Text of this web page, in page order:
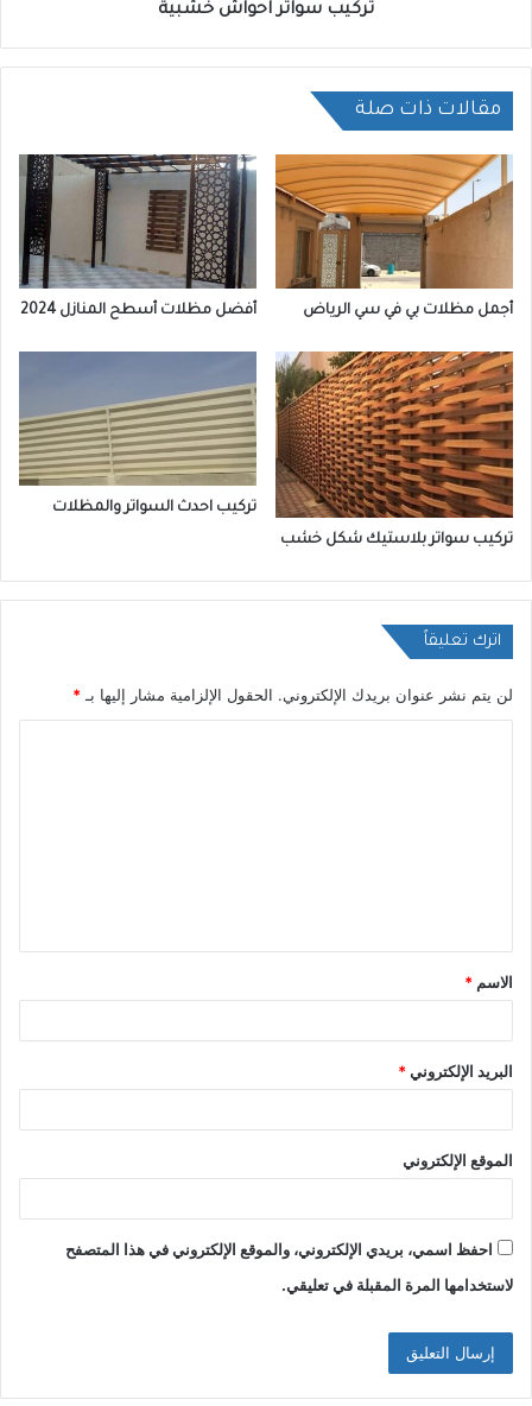
تركيب سواتر احواش خشبية
مقالات ذات صلة
أجمل مظلات بي في سي الرياض أفضل مظلات أسطح المنازل 2024
تركيب سواتر بلاستيك شكل خشب
تركيب احدث السواتر والمظلات
اترك تعليقاً
لن يتم نشر عنوان بريدك الإلكتروني. الحقول الإلزامية مشار إليها بـ *
ق
*
الاسم *
البريد الإلكتروني*
الموقع الإلكتروني
احفظ اسمي، بريدي الإلكتروني، والموقع الإلكتروني في هذا المتصفح
لاستخدامها المرة المقبلة في تعليقي.